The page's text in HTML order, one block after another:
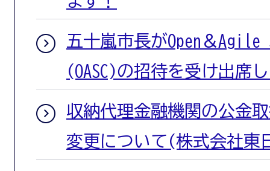
五十嵐市長がOpen＆
(OASC)の招待を受け出席
収納代理金融機関の公金
変更について(株式会社東